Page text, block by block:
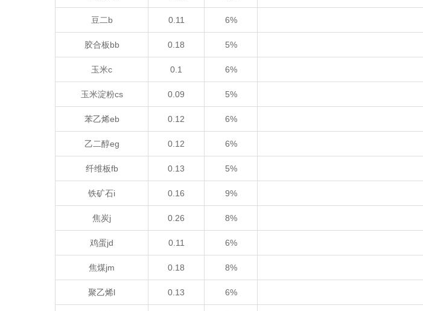
豆二b 0.11 6%
胶合板bb 0.18 5%
玉米c 0.1 6%
玉米淀粉cs 0.09 5%
苯乙烯eb 0.12 6%
乙二醇eg 0.12 6%
纤维板fb 0.13 5%
铁矿石i 0.16 9%
焦炭j 0.26 8%
鸡蛋jd 0.11 6%
焦煤jm 0.18 8%
聚乙烯l 0.13 6%